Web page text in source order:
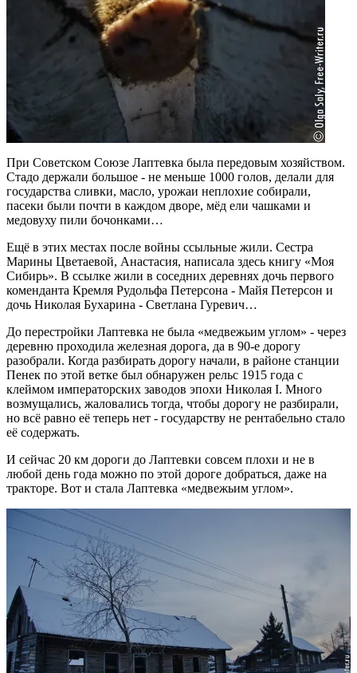
При Советском Союзе Лаптевка была передовым хозяйством.
Стадо держали большое - не меньше 1000 голов, делали для
государства сливки, масло, урожаи неплохие собирали,
пасеки были почти в каждом дворе, мёд ели чашками и
медовуху пили бочонками…
Ещё в этих местах после войны ссыльные жили. Сестра
Марины Цветаевой, Анастасия, написала здесь книгу «Моя
Сибирь». В ссылке жили в соседних деревнях дочь первого
коменданта Кремля Рудольфа Петерсона - Майя Петерсон и
дочь Николая Бухарина - Светлана Гуревич…
До перестройки Лаптевка не была «медвежьим углом» - через
деревню проходила железная дорога, да в 90-е дорогу
разобрали. Когда разбирать дорогу начали, в районе станции
Пенек по этой ветке был обнаружен рельс 1915 года с
клеймом императорских заводов эпохи Николая I. Много
возмущались, жаловались тогда, чтобы дорогу не разбирали,
но всё равно её теперь нет - государству не рентабельно стало
её содержать.
И сейчас 20 км дороги до Лаптевки совсем плохи и не в
любой день года можно по этой дороге добраться, даже на
тракторе. Вот и стала Лаптевка «медвежьим углом».